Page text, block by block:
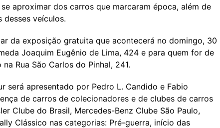
aproximar dos carros que marcaram época, além de
veículos.
da exposição gratuita que acontecerá no domingo, 30
Joaquim Eugênio de Lima, 424 e para quem for de
Rua São Carlos do Pinhal, 241.
será apresentado por Pedro L. Candido e Fabio
de carros de colecionadores e de clubes de carros
Clube do Brasil, Mercedes-Benz Clube São Paulo,
Clássico nas categorias: Pré-guerra, início das